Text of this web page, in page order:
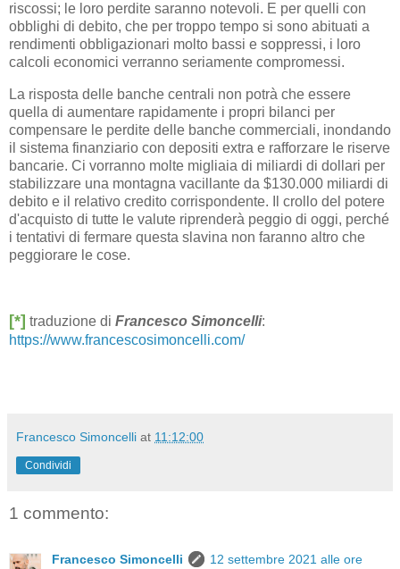
riscossi; le loro perdite saranno notevoli. E per quelli con
obblighi di debito, che per troppo tempo si sono abituati a
rendimenti obbligazionari molto bassi e soppressi, i loro
calcoli economici verranno seriamente compromessi.
La risposta delle banche centrali non potrà che essere
quella di aumentare rapidamente i propri bilanci per
compensare le perdite delle banche commerciali, inondando
il sistema finanziario con depositi extra e rafforzare le riserve
bancarie. Ci vorranno molte migliaia di miliardi di dollari per
stabilizzare una montagna vacillante da $130.000 miliardi di
debito e il relativo credito corrispondente. Il crollo del potere
d'acquisto di tutte le valute riprenderà peggio di oggi, perché
i tentativi di fermare questa slavina non faranno altro che
peggiorare le cose.
[*] traduzione di Francesco Simoncelli:
https://www.francescosimoncelli.com/
Francesco Simoncelli at 11:12:00
Condividi
1 commento:
Francesco Simoncelli
12 settembre 2021 alle ore